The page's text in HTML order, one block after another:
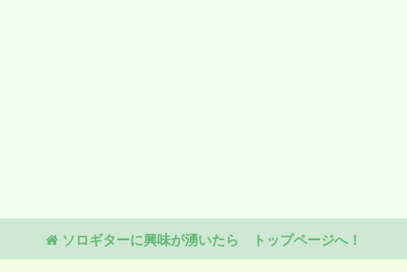
ソロギターに興味が湧いたら トップページへ！